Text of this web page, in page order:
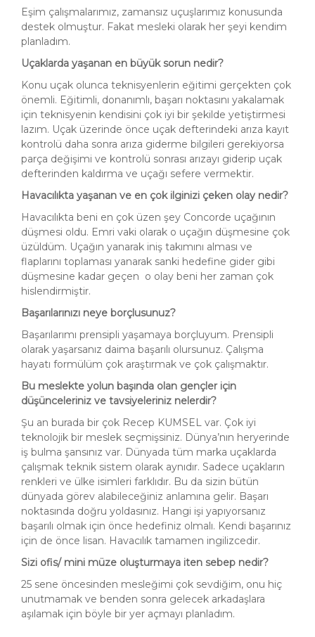
Eşim çalışmalarımız, zamansız uçuşlarımız konusunda
destek olmuştur. Fakat mesleki olarak her şeyi kendim
planladım.
Uçaklarda yaşanan en büyük sorun nedir?
Konu uçak olunca teknisyenlerin eğitimi gerçekten çok
önemli. Eğitimli, donanımlı, başarı noktasını yakalamak
için teknisyenin kendisini çok iyi bir şekilde yetiştirmesi
lazım. Uçak üzerinde önce uçak defterindeki arıza kayıt
kontrolü daha sonra arıza giderme bilgileri gerekiyorsa
parça değişimi ve kontrolü sonrası arızayı giderip uçak
defterinden kaldırma ve uçağı sefere vermektir.
Havacılıkta yaşanan ve en çok ilginizi çeken olay nedir?
Havacılıkta beni en çok üzen şey Concorde uçağının
düşmesi oldu. Emri vaki olarak o uçağın düşmesine çok
üzüldüm. Uçağın yanarak iniş takımını alması ve
flaplarını toplaması yanarak sanki hedefine gider gibi
düşmesine kadar geçen o olay beni her zaman çok
hislendirmiştir.
Başarılarınızı neye borçlusunuz?
Başarılarımı prensipli yaşamaya borçluyum. Prensipli
olarak yaşarsanız daima başarılı olursunuz. Çalışma
hayatı formülüm çok araştırmak ve çok çalışmaktır.
Bu meslekte yolun başında olan gençler için
düşünceleriniz ve tavsiyeleriniz nelerdir?
Şu an burada bir çok Recep KUMSEL var. Çok iyi
teknolojik bir meslek seçmişsiniz. Dünya’nın heryerinde
iş bulma şansınız var. Dünyada tüm marka uçaklarda
çalışmak teknik sistem olarak aynıdır. Sadece uçakların
renkleri ve ülke isimleri farklıdır. Bu da sizin bütün
dünyada görev alabileceğiniz anlamına gelir. Başarı
noktasında doğru yoldasınız. Hangi işi yapıyorsanız
başarılı olmak için önce hedefiniz olmalı. Kendi başarınız
için de önce lisan. Havacılık tamamen ingilizcedir.
Sizi ofis/ mini müze oluşturmaya iten sebep nedir?
25 sene öncesinden mesleğimi çok sevdiğim, onu hiç
unutmamak ve benden sonra gelecek arkadaşlara
aşılamak için böyle bir yer açmayı planladım.